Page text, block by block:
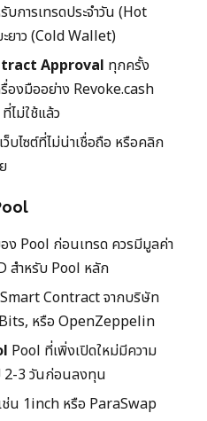
บการเทรดประจำวัน (Hot
ยาว (Cold Wallet)
Approval ทุกครั้ง
งมืออย่าง Revoke.cash
ไม่ใช้แล้ว
ว็บไซต์ที่ไม่น่าเชื่อถือ หรือคลิก
ง Pool ก่อนเทรด ควรมีมูลค่า
สำหรับ Pool หลัก
Contract จากบริษัท
หรือ OpenZeppelin
Pool ที่เพิ่งเปิดใหม่มีความ
2-3 วันก่อนลงทุน
ช่น 1inch หรือ ParaSwap